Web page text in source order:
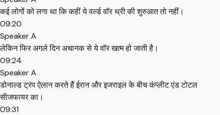
कई लोगों को लगा था कि कहीं ये वर्ल्ड वॉर थ्री की शुरुआत तो नहीं।
09:20
Speaker A
लेकिन फिर अगले दिन अचानक से ये वॉर खत्म हो जाती है।
09:24
Speaker A
डोनाल्ड ट्रंप ऐलान करते हैं ईरान और इजराइल के बीच कंप्लीट एंड टोटल
सीजफायर का।
09:31